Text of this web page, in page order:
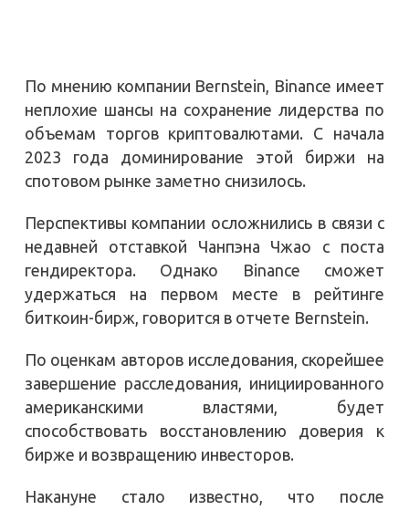
По мнению компании Bernstein, Binance имеет
неплохие шансы на сохранение лидерства по
объемам торгов криптовалютами. С начала
2023 года доминирование этой биржи на
спотовом рынке заметно снизилось.
Перспективы компании осложнились в связи с
недавней отставкой Чанпэна Чжао с поста
гендиректора. Однако Binance сможет
удержаться на первом месте в рейтинге
биткоин-бирж, говорится в отчете Bernstein.
По оценкам авторов исследования, скорейшее
завершение расследования, инициированного
американскими властями, будет
способствовать восстановлению доверия к
бирже и возвращению инвесторов.
Накануне стало известно, что после